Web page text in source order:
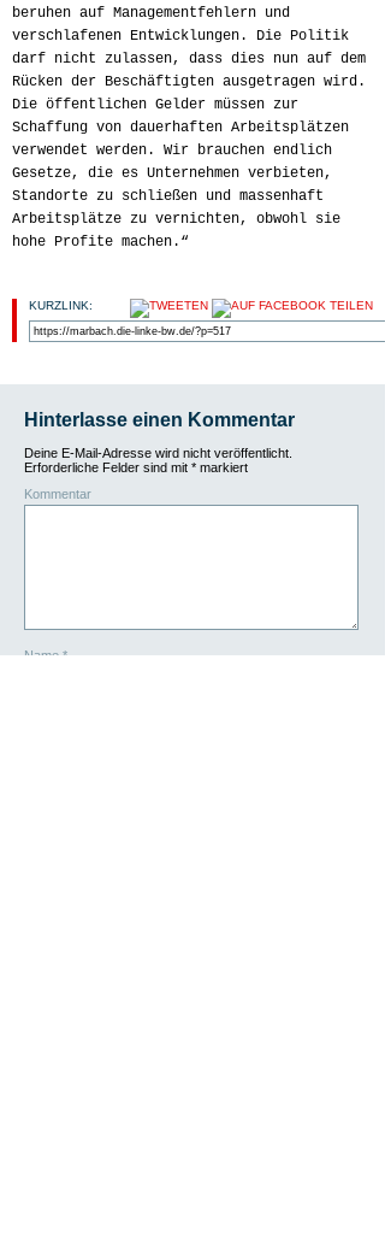
beruhen auf Managementfehlern und
verschlafenen Entwicklungen. Die Politik
darf nicht zulassen, dass dies nun auf dem
Rücken der Beschäftigten ausgetragen wird.
Die öffentlichen Gelder müssen zur
Schaffung von dauerhaften Arbeitsplätzen
verwendet werden. Wir brauchen endlich
Gesetze, die es Unternehmen verbieten,
Standorte zu schließen und massenhaft
Arbeitsplätze zu vernichten, obwohl sie
hohe Profite machen.“
KURZLINK:
Hinterlasse einen Kommentar
Deine E-Mail-Adresse wird nicht veröffentlicht.
Erforderliche Felder sind mit * markiert
Kommentar
Name*